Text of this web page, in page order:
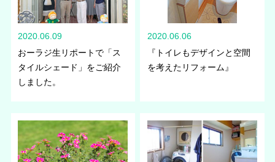
2020.06.09
おーラジ生リポートで「ス
タイルシェード」をご紹介
しました。
2020.06.06
『トイレもデザインと空間
を考えたリフォーム』